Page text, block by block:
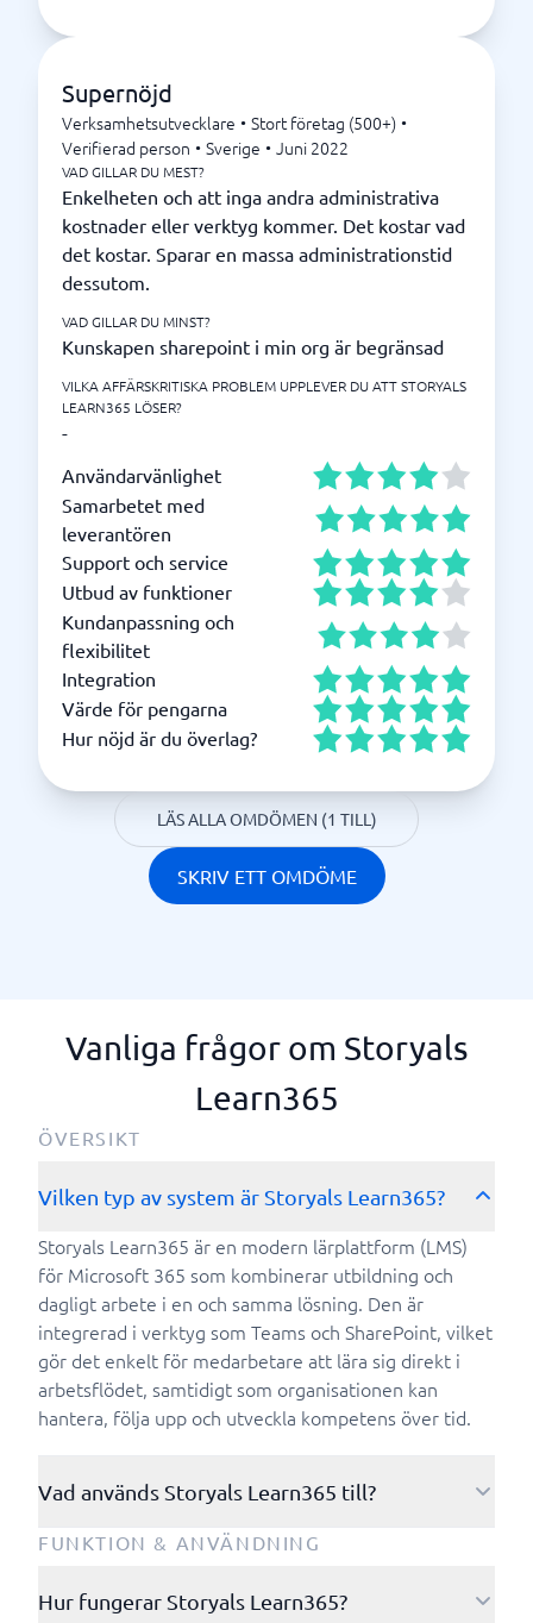
Supernöjd
Verksamhetsutvecklare • Stort företag (500+) •
Verifierad person • Sverige • Juni 2022
VAD GILLAR DU MEST?
Enkelheten och att inga andra administrativa
kostnader eller verktyg kommer. Det kostar vad
det kostar. Sparar en massa administrationstid
dessutom.
VAD GILLAR DU MINST?
Kunskapen sharepoint i min org är begränsad
VILKA AFFÄRSKRITISKA PROBLEM UPPLEVER DU ATT STORYALS
LEARN365 LÖSER?
-
Användarvänlighet
Samarbetet med
leverantören
Support och service
Utbud av funktioner
Kundanpassning och
flexibilitet
Integration
Värde för pengarna
Hur nöjd är du överlag?
LÄS ALLA OMDÖMEN (1 TILL)
SKRIV ETT OMDÖME
Vanliga frågor om Storyals
Learn365
ÖVERSIKT
Vilken typ av system är Storyals Learn365?
Storyals Learn365 är en modern lärplattform (LMS)
för Microsoft 365 som kombinerar utbildning och
dagligt arbete i en och samma lösning. Den är
integrerad i verktyg som Teams och SharePoint, vilket
gör det enkelt för medarbetare att lära sig direkt i
arbetsflödet, samtidigt som organisationen kan
hantera, följa upp och utveckla kompetens över tid.
Vad används Storyals Learn365 till?
Storyals Learn365 används för att skapa engagerande
kompetensutveckling inom Microsoft 365 och
FUNKTION & ANVÄNDNING
Hur fungerar Storyals Learn365?